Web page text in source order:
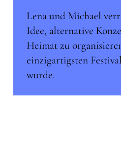
Lena und Michael
Idee, alternative
Heimat zu
einzigartigsten
wurde.